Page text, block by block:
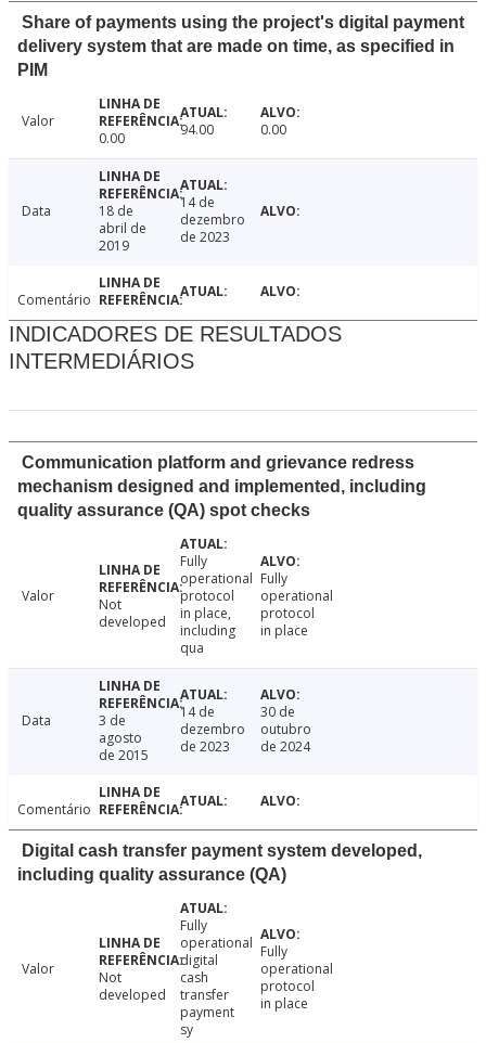
Share of payments using the project's digital payment
delivery system that are made on time, as specified in
PIM
Valor
0.00
94.00 0.00
Data
18 de
abril de
2019
14 de
dezembro
de 2023
Comentário
INDICADORES DE RESULTADOS
INTERMEDIÁRIOS
Communication platform and grievance redress
mechanism designed and implemented, including
quality assurance (QA) spot checks
Valor
Not
developed
Fully
operational
protocol
in place,
including
qua
Fully
operational
protocol
in place
Data
3 de
agosto
de 2015
14 de
dezembro
de 2023
30 de
outubro
de 2024
Comentário
Digital cash transfer payment system developed,
including quality assurance (QA)
Valor
Not
developed
Fully
operational
digital
cash
transfer
payment
sy
Fully
operational
protocol
in place